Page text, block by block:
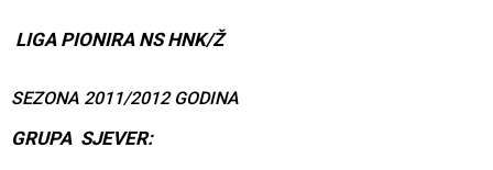
LIGA PIONIRA NS HNK/Ž
SEZONA 2011/2012 GODINA
GRUPA SJEVER: